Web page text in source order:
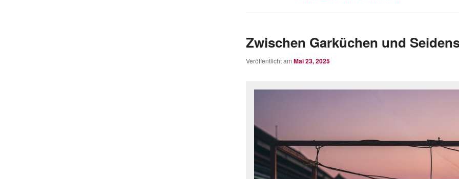
Zwischen Garküchen und
Veröffentlicht am Mai 23, 2025